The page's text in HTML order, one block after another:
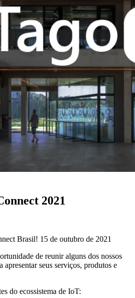
2021
Brasil! 15 de outubro de 2021
de reunir alguns dos nossos
apresentar seus serviços, produtos e
do ecossistema de IoT: